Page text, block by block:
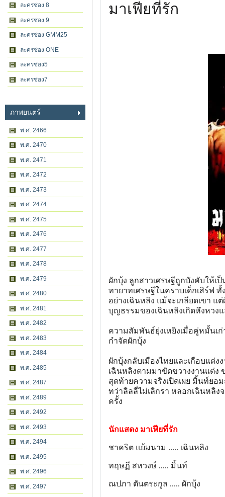
ละครช่อง 8
ละครช่อง 9
ละครช่อง GMM25
ละครช่อง ONE
ละครช่อง5
ละครช่อง7
ภาพยนตร์
พ.ศ. 2466
พ.ศ. 2470
พ.ศ. 2471
พ.ศ. 2472
พ.ศ. 2473
พ.ศ. 2474
พ.ศ. 2475
พ.ศ. 2476
พ.ศ. 2477
พ.ศ. 2478
พ.ศ. 2479
พ.ศ. 2480
พ.ศ. 2481
พ.ศ. 2482
พ.ศ. 2483
พ.ศ. 2484
พ.ศ. 2485
พ.ศ. 2487
พ.ศ. 2489
พ.ศ. 2492
พ.ศ. 2493
พ.ศ. 2494
พ.ศ. 2495
พ.ศ. 2496
พ.ศ. 2497
มาเฟียที่รัก
ผักบุ้ง ลูกสาวเศรษฐีถูกบังคับให้เ
ทายาทเศรษฐีในคราบเด็กเสิร์ฟ
อย่างเฉินหลิง แม้จะเกลียดเขา
บุญธรรมของเฉินหลิงเกิดหึงหวง
ความสัมพันธ์ยุ่งเหยิงเมื่อคู่หมั้นเ
กำจัดผักบุ้ง
ผักบุ้งกลับเมืองไทยและเกือบแต่ง
เฉินหลิงตามมาขัดขวางงานแต่ง
สุดท้ายความจริงเปิดเผย มิ้นท์ยอ
ทว่าลิลลี่ไม่เลิกรา หลอกเฉินหลิง
ครั้ง
นักแสดง มาเฟียที่รัก
ชาคริต แย้มนาม ..... เฉินหลิง
ทฤษฏี สหวงษ์ ..... มิ้นท์
ณปภา ตันตระกูล ..... ผักบุ้ง